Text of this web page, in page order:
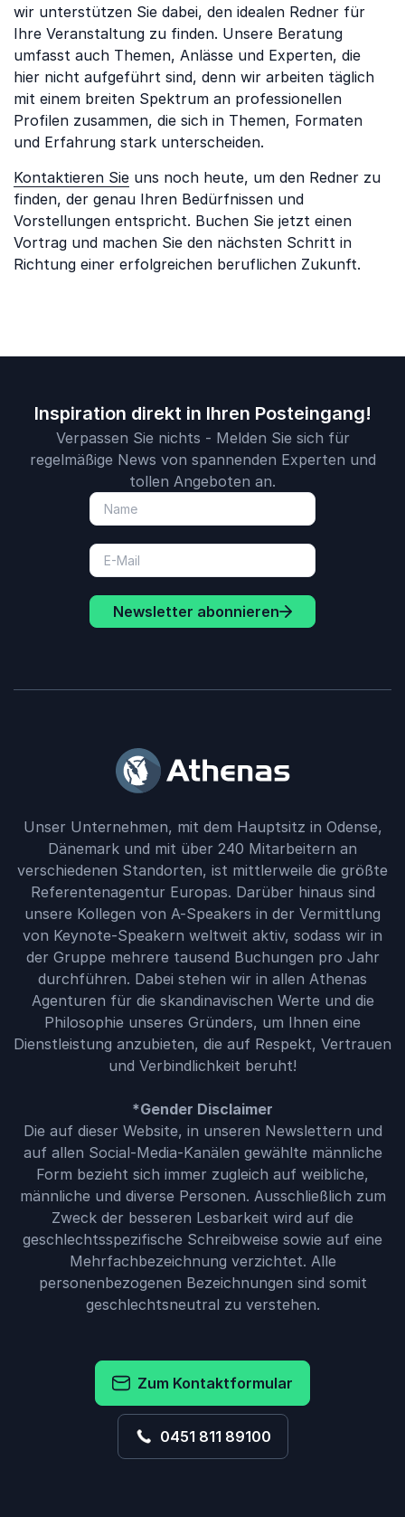
wir unterstützen Sie dabei, den idealen Redner für
Ihre Veranstaltung zu finden. Unsere Beratung
umfasst auch Themen, Anlässe und Experten, die
hier nicht aufgeführt sind, denn wir arbeiten täglich
mit einem breiten Spektrum an professionellen
Profilen zusammen, die sich in Themen, Formaten
und Erfahrung stark unterscheiden.
Kontaktieren Sie uns noch heute, um den Redner zu
finden, der genau Ihren Bedürfnissen und
Vorstellungen entspricht. Buchen Sie jetzt einen
Vortrag und machen Sie den nächsten Schritt in
Richtung einer erfolgreichen beruflichen Zukunft.
Inspiration direkt in Ihren Posteingang!
Verpassen Sie nichts - Melden Sie sich für
regelmäßige News von spannenden Experten und
tollen Angeboten an.
Newsletter abonnieren
Unser Unternehmen, mit dem Hauptsitz in Odense,
Dänemark und mit über 240 Mitarbeitern an
verschiedenen Standorten, ist mittlerweile die größte
Referentenagentur Europas. Darüber hinaus sind
unsere Kollegen von A-Speakers in der Vermittlung
von Keynote-Speakern weltweit aktiv, sodass wir in
der Gruppe mehrere tausend Buchungen pro Jahr
durchführen. Dabei stehen wir in allen Athenas
Agenturen für die skandinavischen Werte und die
Philosophie unseres Gründers, um Ihnen eine
Dienstleistung anzubieten, die auf Respekt, Vertrauen
und Verbindlichkeit beruht!
*Gender Disclaimer
Die auf dieser Website, in unseren Newslettern und
auf allen Social-Media-Kanälen gewählte männliche
Form bezieht sich immer zugleich auf weibliche,
männliche und diverse Personen. Ausschließlich zum
Zweck der besseren Lesbarkeit wird auf die
geschlechtsspezifische Schreibweise sowie auf eine
Mehrfachbezeichnung verzichtet. Alle
personenbezogenen Bezeichnungen sind somit
geschlechtsneutral zu verstehen.
Zum Kontaktformular
0451 811 89100